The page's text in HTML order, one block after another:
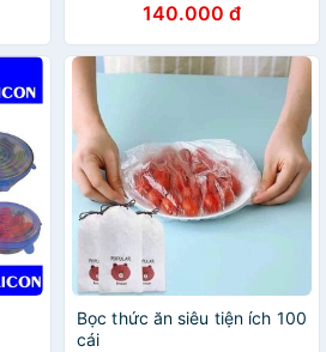
140.000 đ
Bọc thức ăn siêu tiện ích 100
cái